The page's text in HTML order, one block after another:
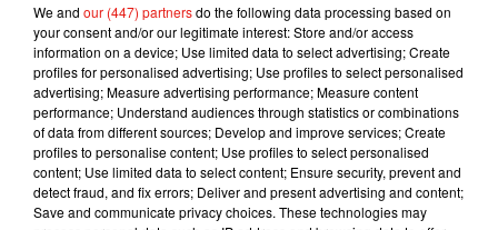
5 août 2026
Benny Blanco invite Selena Gomez et
Becky G sur son nouveau single
4 août 2026
Tiny Desk invite Charlie Puth pour une
live session solaire
We and our (447) partnersdo the following data processing based on
your consent and/or our legitimate interest: Store and/or access
information on a device; Use limited data to select advertising; Create
profiles for personalised advertising; Use profiles to select personalised
advertising; Measure advertising performance; Measure content
performance; Understand audiences through statistics or combinations
of data from different sources; Develop and improve services; Create
profiles to personalise content; Use profiles to select personalised
content; Use limited data to select content; Ensure security, prevent and
detect fraud, and fix errors; Deliver and present advertising and content;
Save and communicate privacy choices. These technologies may